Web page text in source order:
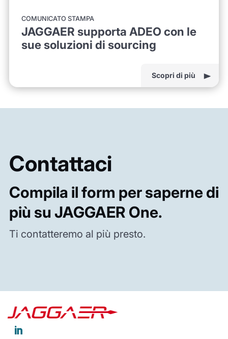
COMUNICATO STAMPA
JAGGAER supporta ADEO con le
sue soluzioni di sourcing
Scopri di più
Contattaci
Compila il form per saperne di
più su JAGGAER One.
Ti contatteremo al più presto.
